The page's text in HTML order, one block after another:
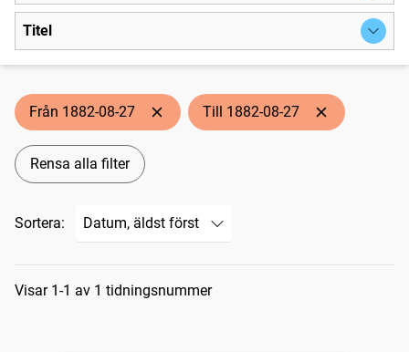
Titel
Från 1882-08-27 Till 1882-08-27
Rensa alla filter
Sortera:
Sökresultat
Visar 1-1 av 1 tidningsnummer